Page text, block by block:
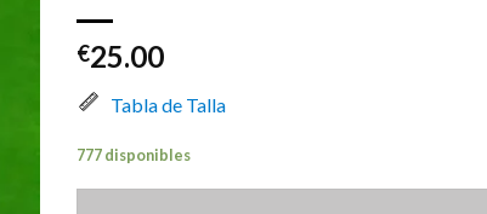
€25.00
Tabla de Talla
777 disponibles